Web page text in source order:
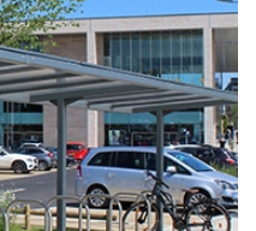
possono sembrare convenienti
frequenti, graffi e rotture della
per la sicurezza e costose
portabiciclette di bassa qualità
e dall'aspetto simile. Senza
prodotti scadenti che non
In questa guida analizziamo 7
per aiutarti a evitare
come le nostre soluzioni di